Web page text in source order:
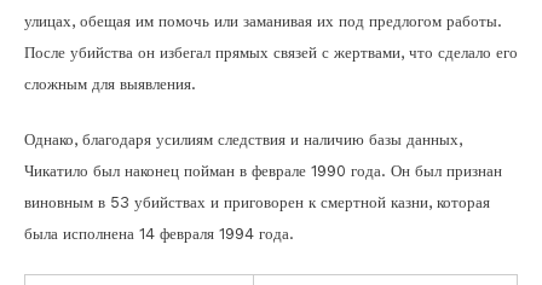
улицах, обещая им помочь или заманивая их под предлогом работы.
После убийства он избегал прямых связей с жертвами, что сделало его
сложным для выявления.
Однако, благодаря усилиям следствия и наличию базы данных,
Чикатило был наконец пойман в феврале 1990 года. Он был признан
виновным в 53 убийствах и приговорен к смертной казни, которая
была исполнена 14 февраля 1994 года.